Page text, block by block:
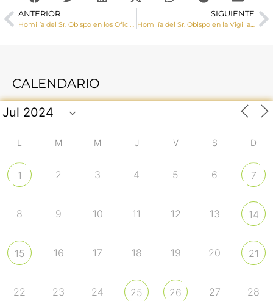
ANTERIOR
Homilía del Sr. Obispo en los Oficios del Jueves Santo en la cena del Señor
SIGUIENTE
Homilía del Sr. Obispo en la Vigilia Pascual en la noche del Sábado Santo
CALENDARIO
L M M J V S D
1 2 3 4 5 6 7
8 9 10 11 12 13 14
15 16 17 18 19 20 21
22 23 24 25 26 27 28